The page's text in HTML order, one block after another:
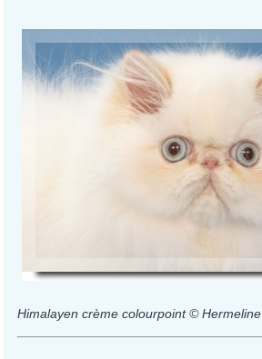
Himalayen crème colourpoint © Hermeline